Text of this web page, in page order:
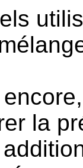
la